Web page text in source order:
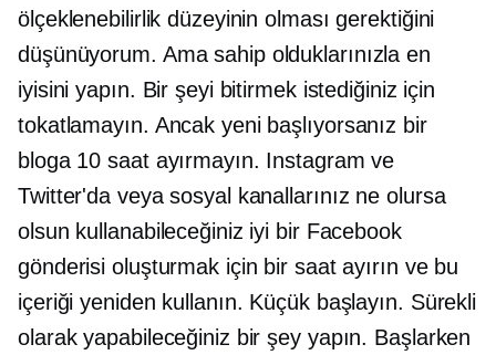
ölçeklenebilirlik düzeyinin olması gerektiğini
düşünüyorum. Ama sahip olduklarınızla en
iyisini yapın. Bir şeyi bitirmek istediğiniz için
tokatlamayın. Ancak yeni başlıyorsanız bir
bloga 10 saat ayırmayın. Instagram ve
Twitter'da veya sosyal kanallarınız ne olursa
olsun kullanabileceğiniz iyi bir Facebook
gönderisi oluşturmak için bir saat ayırın ve bu
içeriği yeniden kullanın. Küçük başlayın. Sürekli
olarak yapabileceğiniz bir şey yapın. Başlarken